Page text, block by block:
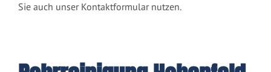
Sie auch unser Kontaktformular nutzen.